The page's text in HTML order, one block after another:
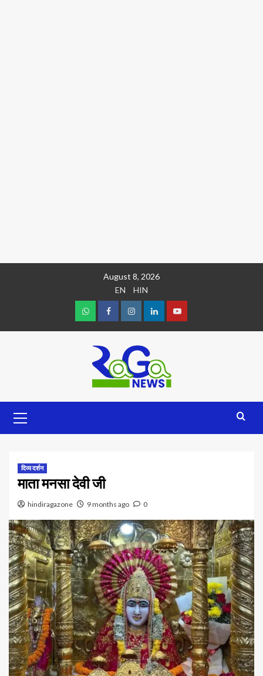
August 8, 2026
EN
HIN
दिव्य दर्शन
माता मनसा देवी जी
hindiragazone 9 months ago 0